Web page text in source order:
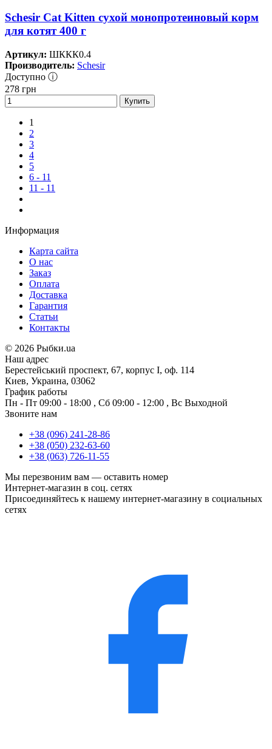
Schesir Cat Kitten сухой монопротеиновый корм
для котят 400 г
Артикул: ШККК0.4
Производитель: Schesir
Доступно ⓘ
278 грн
Купить
1
2
3
4
5
6 - 11
11 - 11
Информация
Карта сайта
О нас
Заказ
Оплата
Доставка
Гарантия
Статьи
Контакты
© 2026 Рыбки.ua
Наш адрес
Берестейський проспект, 67, корпус I, оф. 114
Киев, Украина, 03062
График работы
Пн - Пт 09:00 - 18:00 , Сб 09:00 - 12:00 , Вс Выходной
Звоните нам
+38 (096) 241-28-86
+38 (050) 232-63-60
+38 (063) 726-11-55
Мы перезвоним вам — оставить номер
Интернет-магазин в соц. сетях
Присоединяйтесь к нашему интернет-магазину в социальных
сетях